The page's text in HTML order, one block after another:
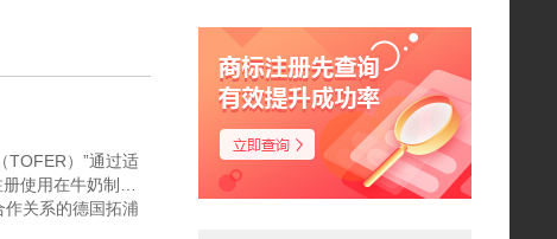
商标注册先查询
有效提升成功率
TOFER）”通过适
使用在牛奶制品
关系的德国拓浦